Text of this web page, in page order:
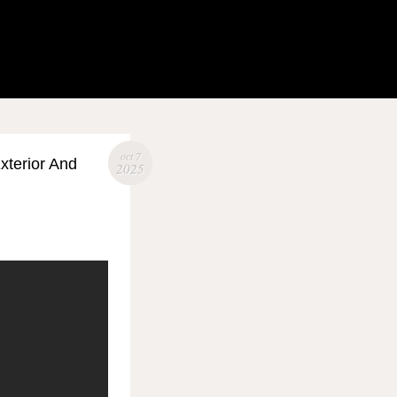
oct 7
2025
And